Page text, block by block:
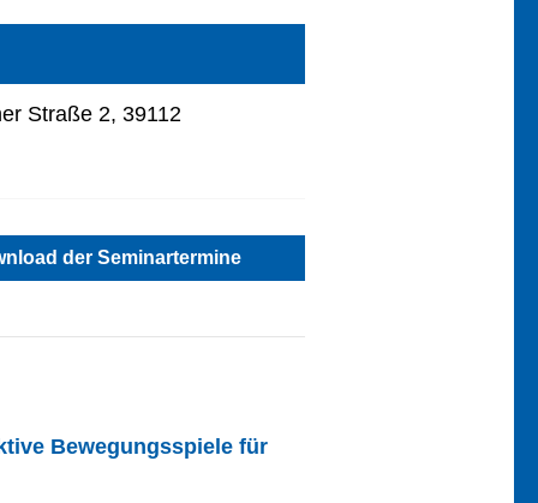
Straße 2, 39112
der Seminartermine
Bewegungsspiele für